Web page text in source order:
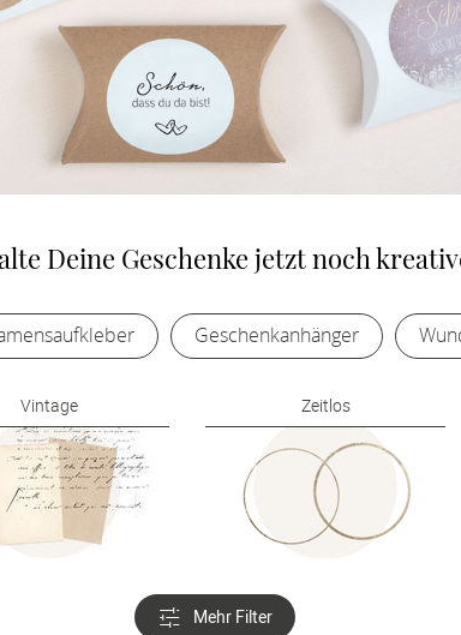
Deine Geschenke jetzt noch
Geschenkanhänger
Vintage Zeitlos
Mehr Filter